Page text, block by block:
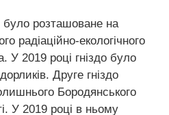
було розташоване на
радіаційно-екологічного
У 2019 році гніздо було
Друге гніздо
Бородянського
У 2019 році в ньому